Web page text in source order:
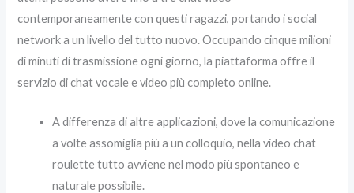
contemporaneamente con questi ragazzi, portando i social
network a un livello del tutto nuovo. Occupando cinque milioni
di minuti di trasmissione ogni giorno, la piattaforma offre il
servizio di chat vocale e video più completo online.
A differenza di altre applicazioni, dove la comunicazione
a volte assomiglia più a un colloquio, nella video chat
roulette tutto avviene nel modo più spontaneo e
naturale possibile.